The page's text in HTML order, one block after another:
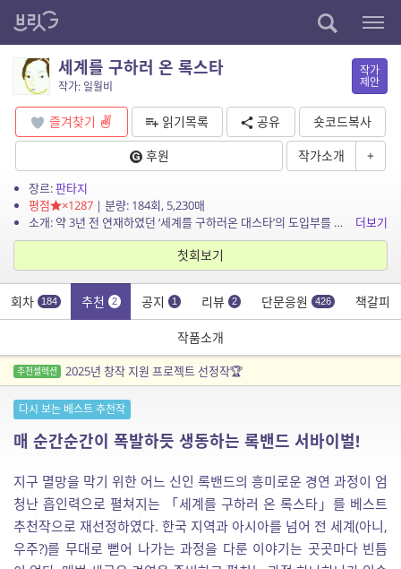
세계를 구하러 온 록스타
작가: 일월비
작가
제안
즐겨찾기 읽기목록 공유
숏코드복사
후원
작가소개 +
장르:판타지
평점
×1287| 분량: 184회, 5,230매
소개: 약 3년 전 연재하였던 ‘세계를 구하러온 대스타’의 도입부를 덜어내고 전면 개정했습니다. 이번에는 완결까지 달려보려고 합니다.
더보기
첫회보기
회차 184 추천 2 공지 1 리뷰 2 단문응원 426 책갈피
작품소개
추천셀렉션 2025년 창작 지원 프로젝트 선정작🏆
다시 보는 베스트 추천작
매 순간순간이 폭발하듯 생동하는 록밴드 서바이벌!
지구 멸망을 막기 위한 어느 신인 록밴드의 흥미로운 경연 과정이 엄
청난 흡인력으로 펼쳐지는 「세계를 구하러 온 록스타」를 베스트
추천작으로 재선정하였다. 한국 지역과 아시아를 넘어 전 세계(아니,
우주?)를 무대로 뻗어 나가는 과정을 다룬 이야기는 곳곳마다 빈틈